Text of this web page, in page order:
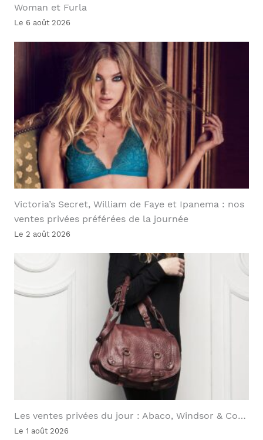
Woman et Furla
Le 6 août 2026
Victoria’s Secret, William de Faye et Ipanema : nos
ventes privées préférées de la journée
Le 2 août 2026
Les ventes privées du jour : Abaco, Windsor & Co…
Le 1 août 2026